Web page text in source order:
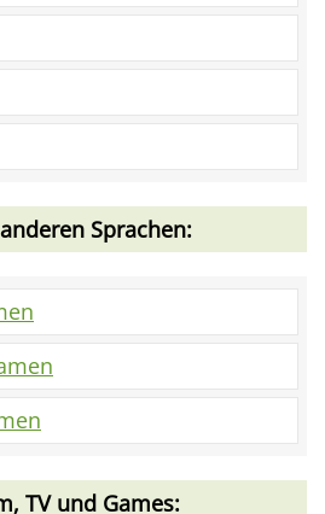
Sprachen:
TV und Games: